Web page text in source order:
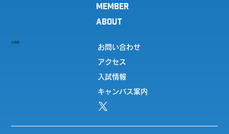
MEMBER
ABOUT
LINK
お問い合わせ
アクセス
入試情報
キャンパス案内